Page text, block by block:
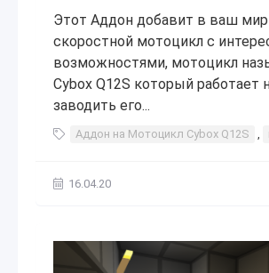
Этот Аддон добавит в ваш мир
скоростной мотоцикл с
возможностями, мотоцикл
Cybox Q12S который работает
заводить его...
Аддон на Мотоцикл Cybox Q12S ,
16.04.20